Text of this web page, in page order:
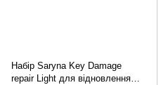
Набір Saryna Key Damage
repair Light для відновлення